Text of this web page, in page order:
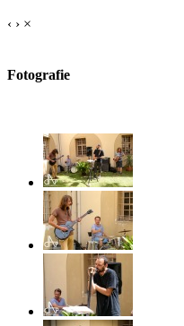
‹ › ×
Fotografie